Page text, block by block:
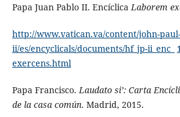
Papa Juan Pablo II. Encíclica Laborem
http://www.vatican.va/content/john-paul-
ii/es/encyclicals/documents/hf_jp-ii_enc_
exercens.html
Papa Francisco. Laudato si’: Carta
de la casa común. Madrid, 2015.